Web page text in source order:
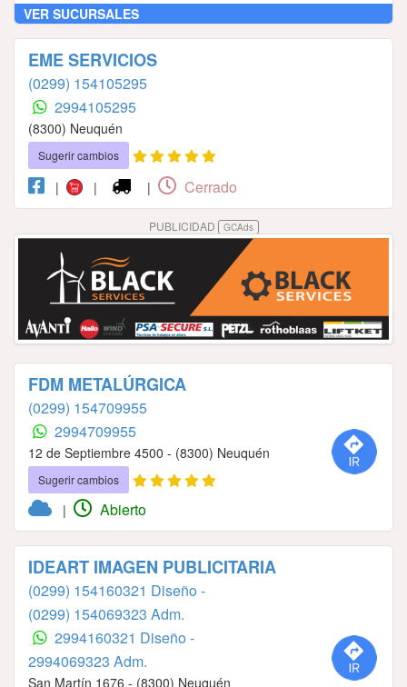
VER SUCURSALES
EME SERVICIOS
(0299) 154105295
2994105295
(8300) Neuquén
Sugerir cambios
| | | Cerrado
PUBLICIDAD GCAds
FDM METALÚRGICA
(0299) 154709955
2994709955
12 de Septiembre 4500 - (8300) Neuquén
Sugerir cambios
| Abierto
IDEART IMAGEN PUBLICITARIA
(0299) 154160321 Diseño -
(0299) 154069323 Adm.
2994160321 Diseño -
2994069323 Adm.
San Martín 1676 - (8300) Neuquén